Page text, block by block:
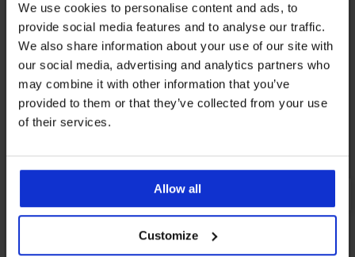
We use cookies to personalise content and ads, to
provide social media features and to analyse our traffic.
We also share information about your use of our site with
our social media, advertising and analytics partners who
may combine it with other information that you’ve
provided to them or that they’ve collected from your use
of their services.
Allow all
Customize